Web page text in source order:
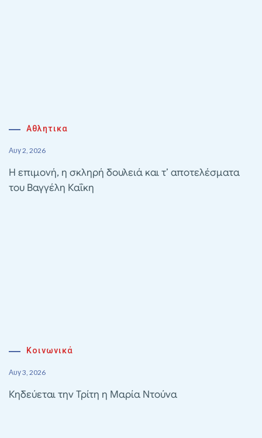
Αθλητικα
Αυγ 2, 2026
Η επιμονή, η σκληρή δουλειά και τ’ αποτελέσματα
του Βαγγέλη Καΐκη
Κοινωνικά
Αυγ 3, 2026
Κηδεύεται την Τρίτη η Μαρία Ντούνα